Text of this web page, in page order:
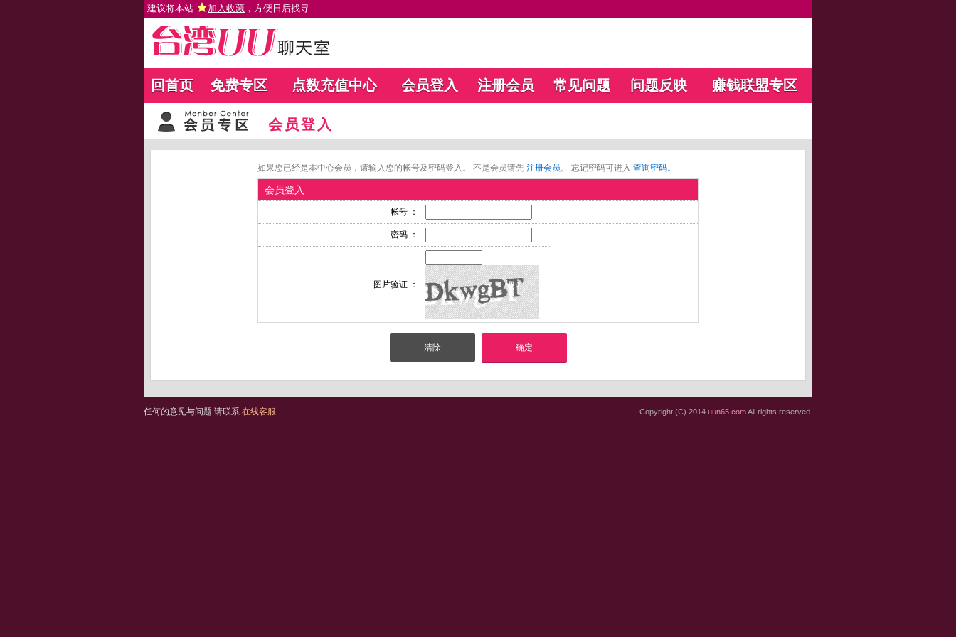
建议将本站 加入收藏 ，方便日后找寻
回首页 免费专区 点数充值中心 会员登入 注册会员 常见问题 问题反映 赚钱联盟专区
会员登入
如果您已经是本中心会员，请输入您的帐号及密码登入。 不是会员请先 注册会员。 忘记密码可进入 查询密码。
会员登入
帐号 ：
密码 ：
图片验证 ：
任何的意见与问题 请联系 在线客服 Copyright (C) 2014 uun65.comAll rights reserved.